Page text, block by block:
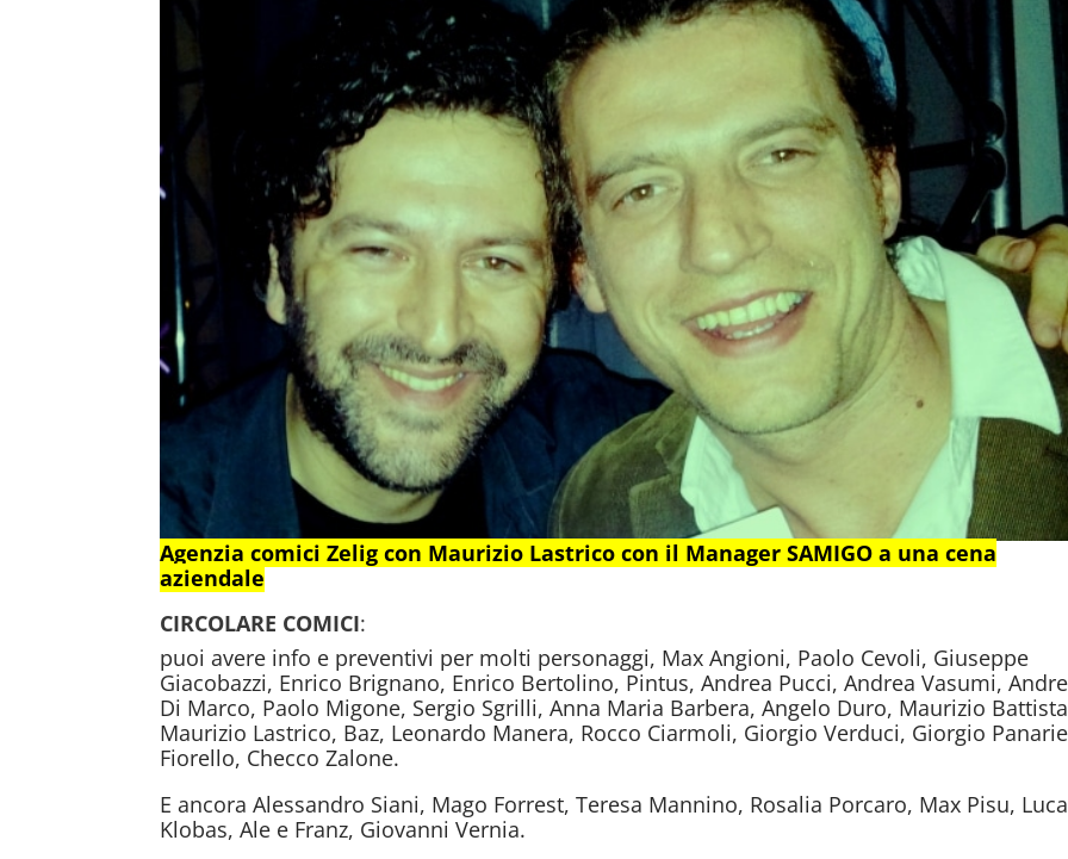
Agenzia comici Zelig con Maurizio Lastrico con il Manager SAMIGO a una cena
aziendale
CIRCOLARE COMICI:
puoi avere info e preventivi per molti personaggi, Max Angioni, Paolo Cevoli, Giuseppe
Giacobazzi, Enrico Brignano, Enrico Bertolino, Pintus, Andrea Pucci, Andrea Vasumi,
Di Marco, Paolo Migone, Sergio Sgrilli, Anna Maria Barbera, Angelo Duro, Maurizio
Maurizio Lastrico, Baz, Leonardo Manera, Rocco Ciarmoli, Giorgio Verduci, Giorgio
Fiorello, Checco Zalone.
E ancora Alessandro Siani, Mago Forrest, Teresa Mannino, Rosalia Porcaro, Max Pisu, Luca
Klobas, Ale e Franz, Giovanni Vernia.